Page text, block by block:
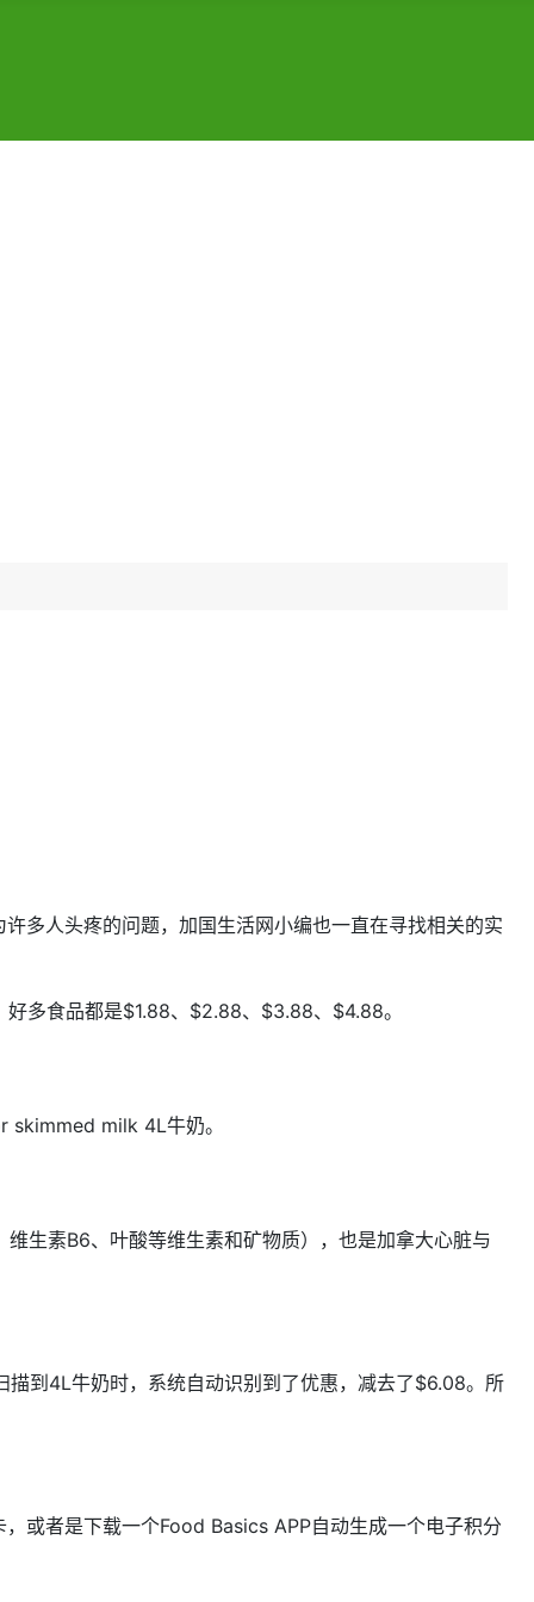
多人头疼的问题，加国生活网小编也一直在寻找相关的实
多食品都是$1.88、$2.88、$3.88、$4.88。
skimmed milk 4L牛奶。
生素B6、叶酸等维生素和矿物质），也是加拿大心脏与
到4L牛奶时，系统自动识别到了优惠，减去了$6.08。所
或者是下载一个Food Basics APP自动生成一个电子积分